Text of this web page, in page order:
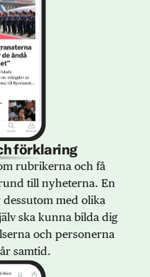
förklaring
rubrikerna och få
till nyheterna. En
med olika
ska kunna bilda dig
och personerna
samtid.